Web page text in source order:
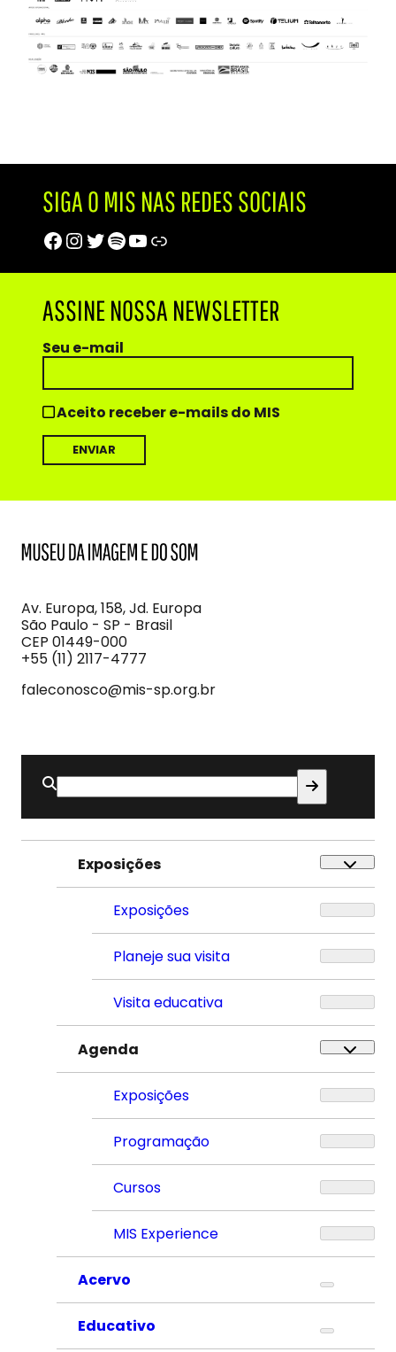
SIGA O MIS NAS REDES SOCIAIS
Facebook
Instagram
Twitter
Spotify
Youtube
Trip Advisor
ASSINE NOSSA NEWSLETTER
Seu e-mail
Aceito receber e-mails do MIS
Imagem
e
do
Som
Av. Europa, 158, Jd. Europa
São Paulo - SP - Brasil
CEP 01449-000
+55 (11) 2117-4777
faleconosco@mis-sp.org.br
Buscar
por:
Exposições
Exposições
Planeje sua visita
Visita educativa
Agenda
Exposições
Programação
Cursos
MIS Experience
Acervo
Educativo